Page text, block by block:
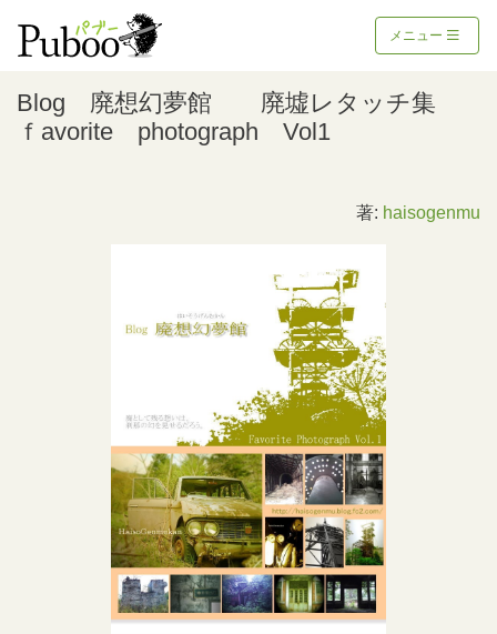
メニュー
Blog 廃想幻夢館 廃墟レタッチ集
ｆavorite photograph Vol1
著: haisogenmu